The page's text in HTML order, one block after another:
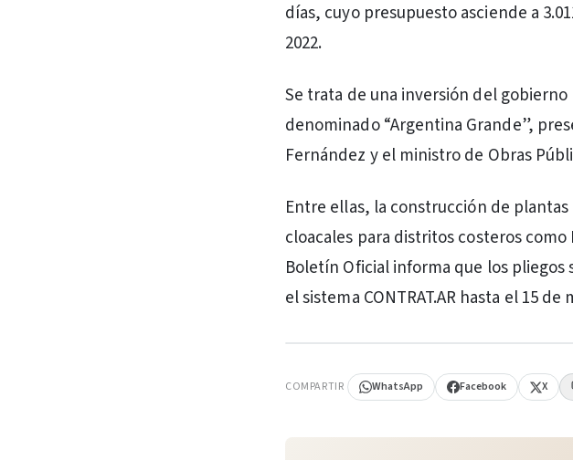
días, cuyo presupuesto asciende a
2022.
Se trata de una inversión del
denominado “Argentina Grande”,
Fernández y el ministro de Obras
Entre ellas, la construcción de
cloacales para distritos costeros
Boletín Oficial informa que los
el sistema CONTRAT.AR hasta el 15 de
COMPARTIR WhatsApp Facebook X